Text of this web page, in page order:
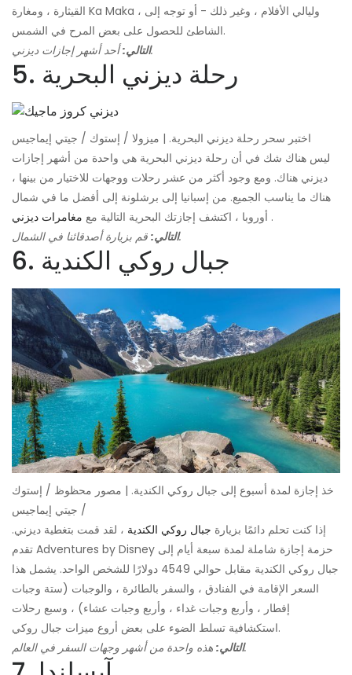
القيثارة ، ومغارة Ka Maka ، وليالي الأفلام ، وغير ذلك - أو توجه إلى
الشاطئ للحصول على بعض المرح في الشمس.
التالي:أحد أشهر إجازات ديزني.
5. رحلة ديزني البحرية
اختبر سحر رحلة ديزني البحرية. | ميزولا / إستوك / جيتي إيماجيس
ليس هناك شك في أن رحلة ديزني البحرية هي واحدة من أشهر إجازات
ديزني هناك. ومع وجود أكثر من عشر رحلات ووجهات للاختيار من بينها ،
هناك ما يناسب الجميع. من إسبانيا إلى برشلونة إلى أفضل ما في شمال
أوروبا ، اكتشف إجازتك البحرية التالية مع مغامرات ديزني
.
التالي:قم بزيارة أصدقائنا في الشمال.
6. جبال روكي الكندية
خذ إجازة لمدة أسبوع إلى جبال روكي الكندية. | مصور محظوظ / إستوك
/ جيتي إيماجيس
إذا كنت تحلم دائمًا بزيارة جبال روكي الكندية ، لقد قمت بتغطية ديزني.
تقدم Adventures by Disney حزمة إجازة شاملة لمدة سبعة أيام إلى
جبال روكي الكندية مقابل حوالي 4549 دولارًا للشخص الواحد. يشمل هذا
السعر الإقامة في الفنادق ، والسفر بالطائرة ، والوجبات (ستة وجبات
إفطار ، وأربع وجبات غداء ، وأربع وجبات عشاء) ، وسبع رحلات
استكشافية تسلط الضوء على بعض أروع ميزات جبال روكي.
التالي:هذه واحدة من أشهر وجهات السفر في العالم.